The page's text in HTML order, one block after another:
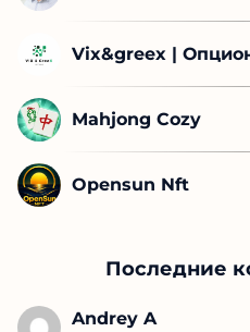
Vix&greex |
Mahjong Cozy
Opensun Nft
Последние
Andrey A